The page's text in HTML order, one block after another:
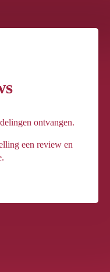
ontvangen.
een review en